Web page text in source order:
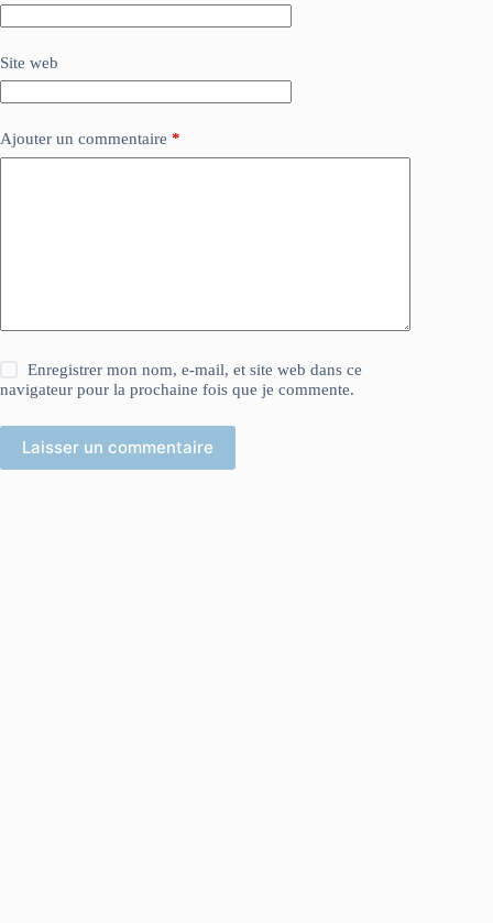
Site web
Ajouter un commentaire *
Enregistrer mon nom, e-mail, et site web dans ce
navigateur pour la prochaine fois que je commente.
Laisser un commentaire